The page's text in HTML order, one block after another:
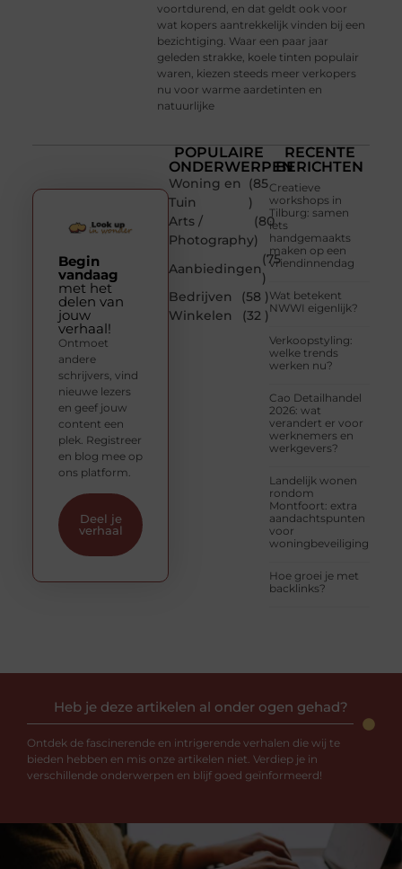
voortdurend, en dat geldt ook voor
wat kopers aantrekkelijk vinden bij een
bezichtiging. Waar een paar jaar
geleden strakke, koele tinten populair
waren, kiezen steeds meer verkopers
nu voor warme aardetinten en
natuurlijke
POPULAIRE
ONDERWERPEN
Woning en
Tuin
(85
)
Arts /
Photography
(80
)
Aanbiedingen
(75
)
Bedrijven
(58 )
Winkelen
(32 )
RECENTE
BERICHTEN
Creatieve
workshops in
Tilburg: samen
iets
handgemaakts
maken op een
vriendinnendag
Wat betekent
NWWI eigenlijk?
Verkoopstyling:
welke trends
werken nu?
Cao Detailhandel
2026: wat
verandert er voor
werknemers en
werkgevers?
Landelijk wonen
rondom
Montfoort: extra
aandachtspunten
voor
woningbeveiliging
Hoe groei je met
backlinks?
Begin
vandaag
met het
delen van
jouw
verhaal!
Ontmoet
andere
schrijvers, vind
nieuwe lezers
en geef jouw
content een
plek. Registreer
en blog mee op
ons platform.
Deel je
verhaal
Heb je deze artikelen al onder ogen gehad?
Ontdek de fascinerende en intrigerende verhalen die wij te
bieden hebben en mis onze artikelen niet. Verdiep je in
verschillende onderwerpen en blijf goed geïnformeerd!